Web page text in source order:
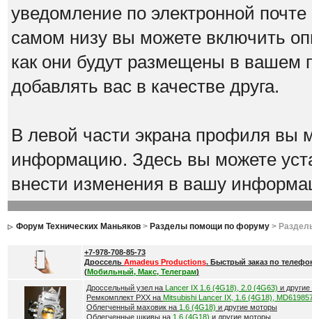
уведомление по электронной
самом низу вы можете включить
как они будут размещены в вашем
добавлять вас в качестве друга.
В левой части экрана профиля вы
информацию. Здесь вы можете
внести изменения в вашу
Форум Технических Маньяков> Разделы помощи по форуму>
+7-978-708-85-73
Дроссель Amadeus Productions. Быстрый заказ по
(Мобильный, Макс, Телеграм)
Дроссельный узел на Lancer IX 1.6 (4G18), 2.0 (4G63) и
Ремкомплект РХХ на Mitsubishi Lancer IX, 1.6 (4G18),
Облегченный маховик на 1.6 (4G18) и другие моторы
Облегченные шкивы на 1.6 (4G18) и другие моторы